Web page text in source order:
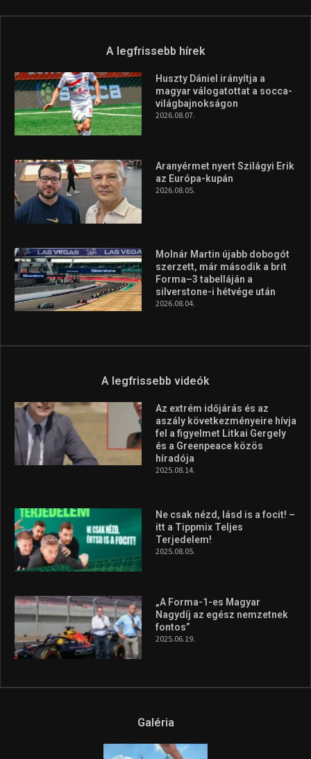
A legfrissebb hírek
Huszty Dániel irányítja a
magyar válogatottat a socca-
világbajnokságon
2026.08.07.
Aranyérmet nyert Szilágyi Erik
az Európa-kupán
2026.08.05.
Molnár Martin újabb dobogót
szerzett, már második a brit
Forma–3 tabelláján a
silverstone-i hétvége után
2026.08.04.
A legfrissebb videók
Az extrém időjárás és az
aszály következményeire hívja
fel a figyelmet Litkai Gergely
és a Greenpeace közös
híradója
2025.08.14.
Ne csak nézd, lásd is a focit! –
itt a Tippmix Teljes
Terjedelem!
2025.08.05.
„A Forma-1-es Magyar
Nagydíj az egész nemzetnek
fontos”
2025.06.19.
Galéria